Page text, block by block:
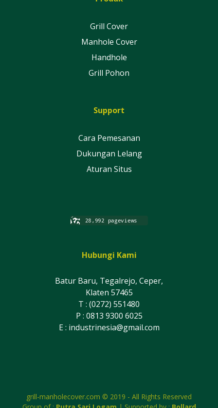
Grill Cover
Manhole Cover
Handhole
Grill Pohon
Support
Cara Pemesanan
Dukungan Lelang
Aturan Situs
Hubungi Kami
Batur Baru, Tegalrejo, Ceper,
Klaten 57465
T : (0272) 551480
P : 0813 9300 6025
E : industrinesia@gmail.com
grill-manholecover.com © 2019 - All Rights Reserved